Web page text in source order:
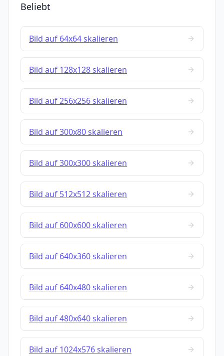
Beliebt
Bild auf 64x64 skalieren
Bild auf 128x128 skalieren
Bild auf 256x256 skalieren
Bild auf 300x80 skalieren
Bild auf 300x300 skalieren
Bild auf 512x512 skalieren
Bild auf 600x600 skalieren
Bild auf 640x360 skalieren
Bild auf 640x480 skalieren
Bild auf 480x640 skalieren
Bild auf 1024x576 skalieren